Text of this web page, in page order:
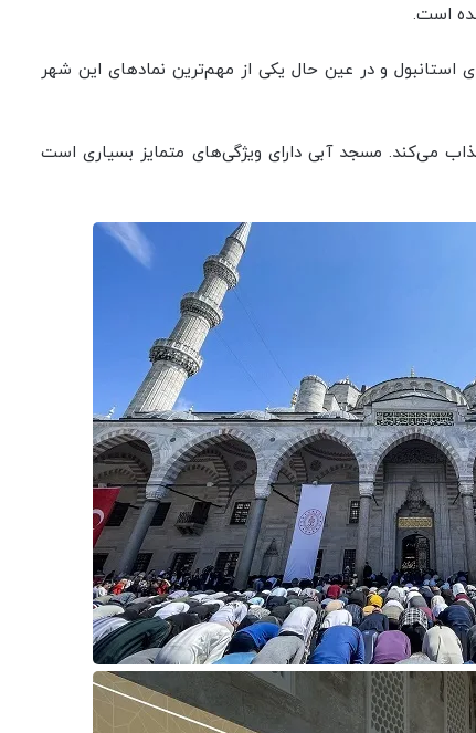
است.
و در عین حال یکی از مهم‌ترین نمادهای این شهر
می‌کند. مسجد آبی دارای ویژگی‌های متمایز بسیاری است